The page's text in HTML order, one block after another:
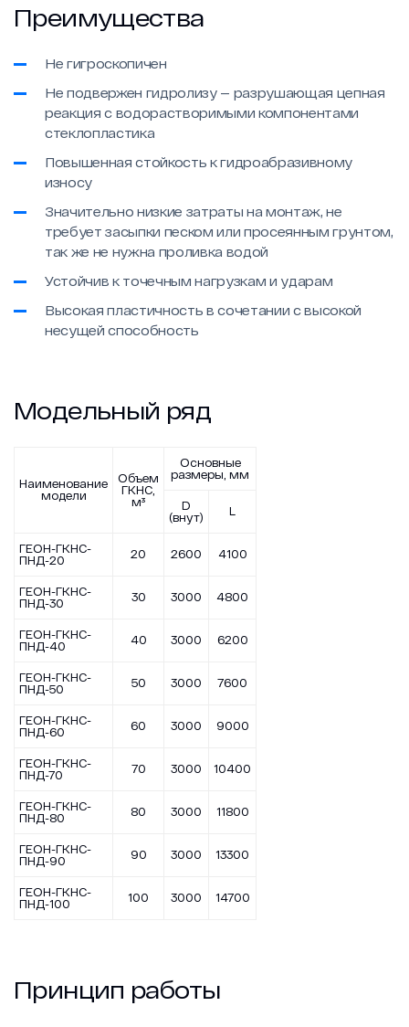
Преимущества
Не гигроскопичен
Не подвержен гидролизу — разрушающая цепная
реакция с водорастворимыми компонентами
стеклопластика
Повышенная стойкость к гидроабразивному
износу
Значительно низкие затраты на монтаж, не
требует засыпки песком или просеянным грунтом,
так же не нужна проливка водой
Устойчив к точечным нагрузкам и ударам
Высокая пластичность в сочетании с высокой
несущей способность
Модельный ряд
Наименование
модели
Объем
ГКНС,
м³
Основные
размеры, мм
D
(внут)
L
ГЕОН-ГКНС-
ПНД-20
20 2600 4100
ГЕОН-ГКНС-
ПНД-30
30 3000 4800
ГЕОН-ГКНС-
ПНД-40
40 3000 6200
ГЕОН-ГКНС-
ПНД-50
50 3000 7600
ГЕОН-ГКНС-
ПНД-60
60 3000 9000
ГЕОН-ГКНС-
ПНД-70
70 3000 10400
ГЕОН-ГКНС-
ПНД-80
80 3000 11800
ГЕОН-ГКНС-
ПНД-90
90 3000 13300
ГЕОН-ГКНС-
ПНД-100
100 3000 14700
Принцип работы